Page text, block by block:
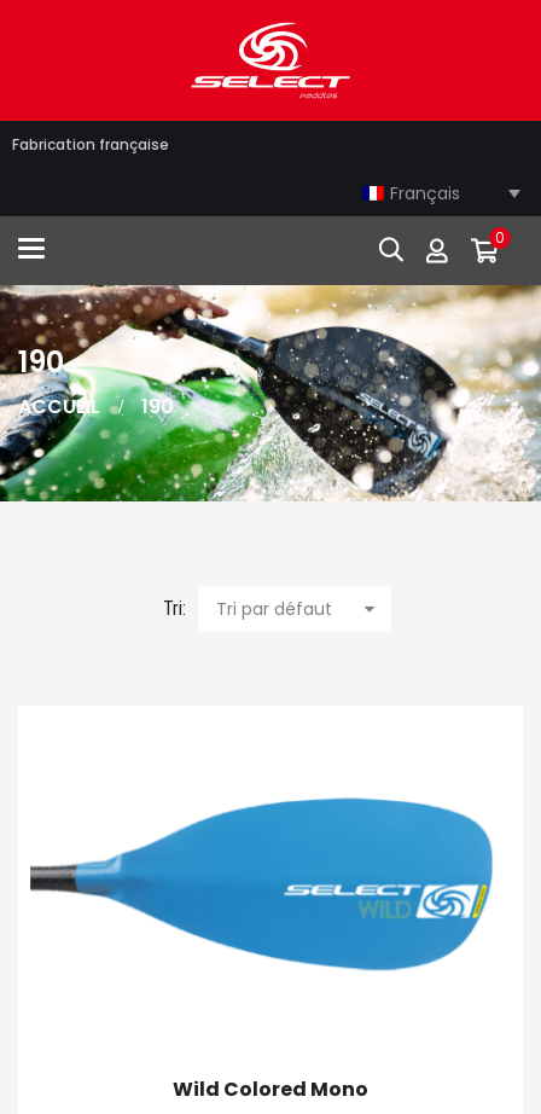
Fabrication française
Français
Toggle navigation 0
190
ACCUEIL 190
Tri: Tri par défaut
Wild Colored Mono